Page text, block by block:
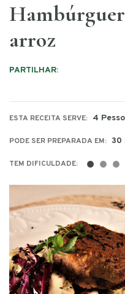
arroz
PARTILHAR:
ESTA RECEITA SERVE: 4
PODE SER PREPARADA EM: 30
TEM DIFICULDADE: ● ● ●